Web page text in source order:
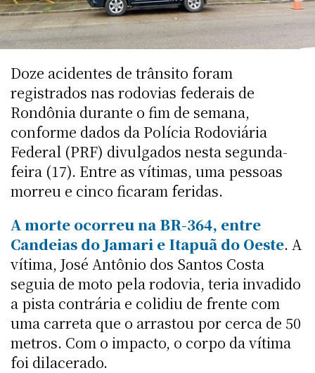
Doze acidentes de trânsito foram
registrados nas rodovias federais de
Rondônia durante o fim de semana,
conforme dados da Polícia Rodoviária
Federal (PRF) divulgados nesta segunda-
feira (17). Entre as vítimas, uma pessoas
morreu e cinco ficaram feridas.
A morte ocorreu na BR-364, entre
Candeias do Jamari e Itapuã do Oeste. A
vítima, José Antônio dos Santos Costa
seguia de moto pela rodovia, teria invadido
a pista contrária e colidiu de frente com
uma carreta que o arrastou por cerca de 50
metros. Com o impacto, o corpo da vítima
foi dilacerado.